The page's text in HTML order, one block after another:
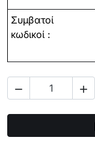
Συμβατοί
κωδικοί:
 